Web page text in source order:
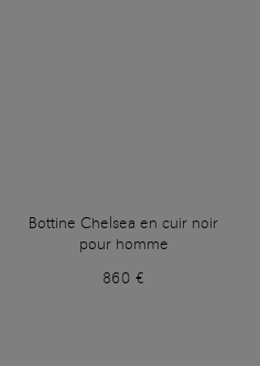
Bottine Chelsea en cuir noir
pour homme
860 €